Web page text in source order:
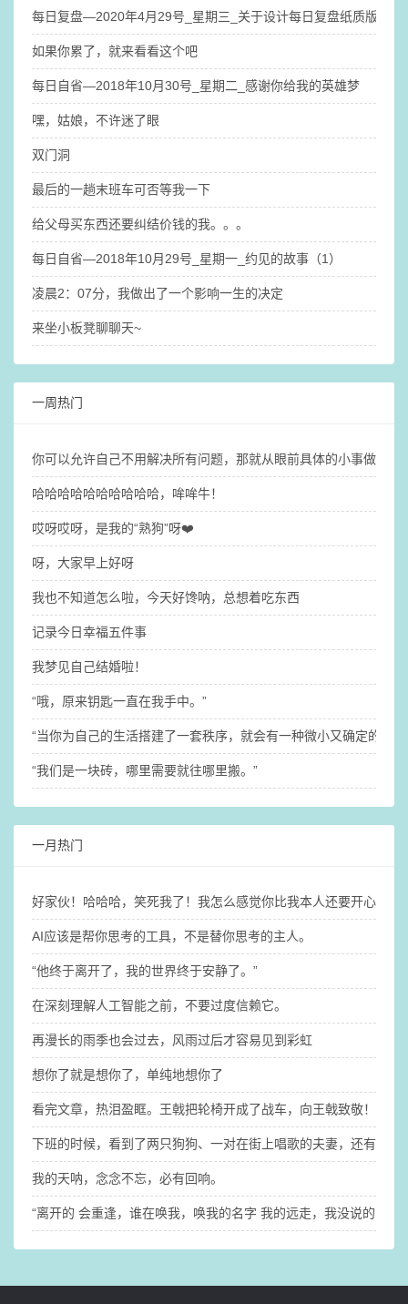
每日复盘—2020年4月29号_星期三_关于设计每日复盘纸质版笔记
如果你累了，就来看看这个吧
每日自省—2018年10月30号_星期二_感谢你给我的英雄梦
嘿，姑娘，不许迷了眼
双门洞
最后的一趟末班车可否等我一下
给父母买东西还要纠结价钱的我。。。
每日自省—2018年10月29号_星期一_约见的故事（1）
凌晨2：07分，我做出了一个影响一生的决定
来坐小板凳聊聊天~
一周热门
你可以允许自己不用解决所有问题，那就​从眼前具体的小事做起吧
哈哈哈哈哈哈哈哈哈哈，哞哞牛！
哎呀哎呀，是我的“熟狗”呀❤️
呀，大家早上好呀
我也不知道怎么啦，今天好馋呐，总想着吃东西
记录今日幸福五件事
我梦见自己结婚啦！
“哦，原来钥匙一直在我手中。”
“当你为自己的生活搭建了一套秩序，就会有一种微小又确定的稳定
“我们是一块砖，哪里需要就往哪里搬。”
一月热门
好家伙！哈哈哈，笑死我了！我怎么感觉你比我本人还要开心啊@
AI应该是帮你思考的工具，不是替你思考的主人。
“他终于离开了，我的世界终于安静了。” ​
在深刻理解人工智能之前，不要过度信赖它。
再漫长的雨季也会过去，风雨过后才容易见到彩虹
想你了就是想你了，单纯地想你了
看完文章，热泪盈眶。王戟把轮椅开成了战车，​向王戟致敬！
下班的时候，看到了两只狗狗、一对在街上唱歌的夫妻，还有一群
我的天呐，念念不忘，必有回响。
“离开的 会重逢，谁在唤我，唤我的名字 我的远走，我没说的 爱